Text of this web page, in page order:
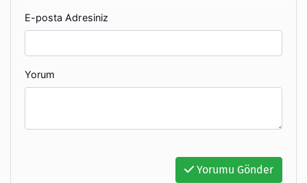
E-posta Adresiniz
Yorum
Yorumu Gönder